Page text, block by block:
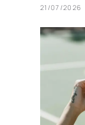
21/07/2026